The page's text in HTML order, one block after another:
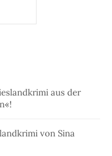
aus der
von Sina